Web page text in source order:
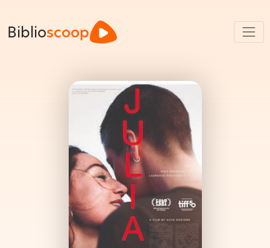
Biblioscoop